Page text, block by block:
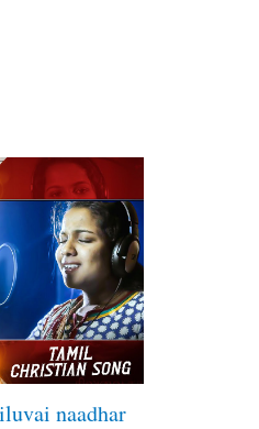
naadhar